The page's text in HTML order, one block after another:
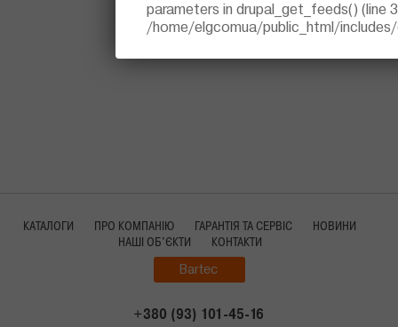
parameters indrupal_get_feeds() (line
/home/elgcomua/public_html/
КАТАЛОГИ ПРО КОМПАНІЮ ГАРАНТІЯ ТА СЕРВІС
НОВИНИ
НАШІ ОБ'ЄКТИ
КОНТАКТИ
Bartec
+380 (93) 101-45-16